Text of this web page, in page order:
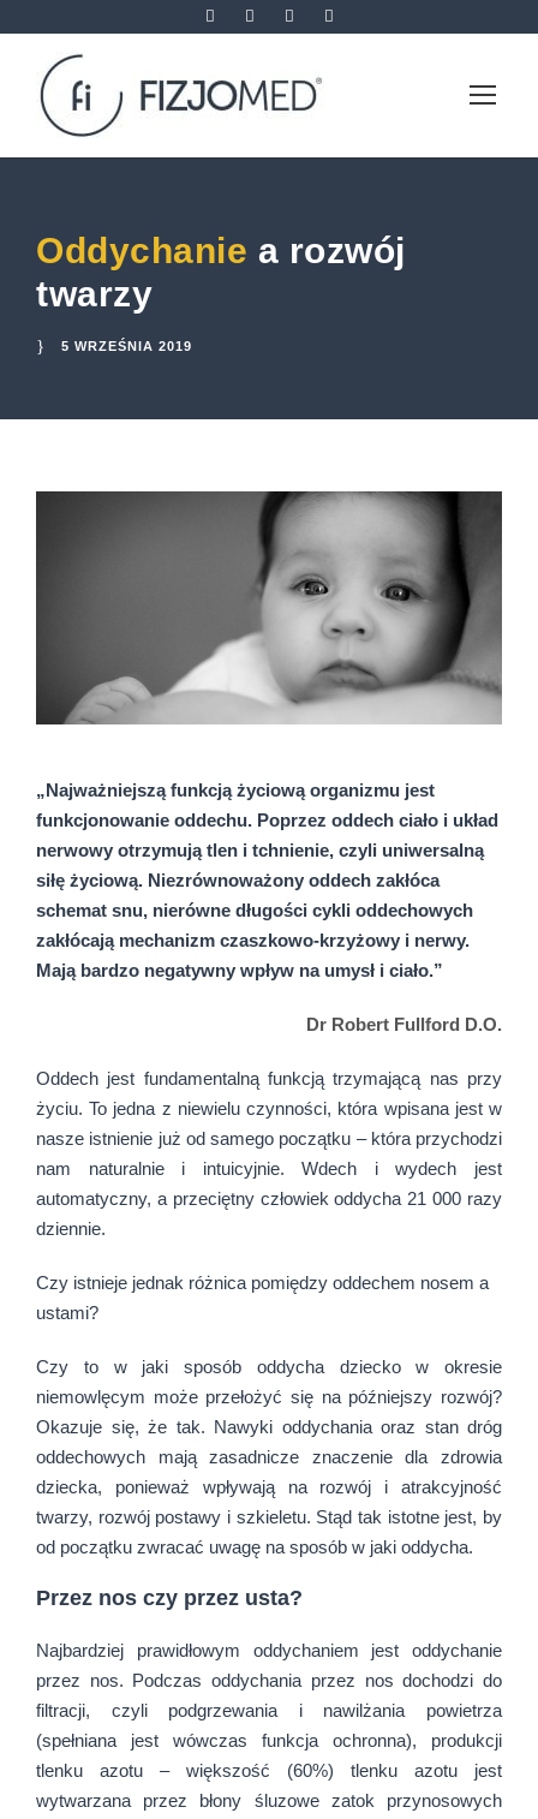
Oddychanie a rozwój
twarzy
5 WRZEŚNIA 2019
„Najważniejszą funkcją życiową organizmu jest
funkcjonowanie oddechu. Poprzez oddech ciało i układ
nerwowy otrzymują tlen i tchnienie, czyli uniwersalną
siłę życiową. Niezrównoważony oddech zakłóca
schemat snu, nierówne długości cykli oddechowych
zakłócają mechanizm czaszkowo-krzyżowy i nerwy.
Mają bardzo negatywny wpływ na umysł i ciało.”
Dr Robert Fullford D.O.
Oddech jest fundamentalną funkcją trzymającą nas przy
życiu. To jedna z niewielu czynności, która wpisana jest w
nasze istnienie już od samego początku – która przychodzi
nam naturalnie i intuicyjnie. Wdech i wydech jest
automatyczny, a przeciętny człowiek oddycha 21 000 razy
dziennie.
Czy istnieje jednak różnica pomiędzy oddechem nosem a
ustami?
Czy to w jaki sposób oddycha dziecko w okresie
niemowlęcym może przełożyć się na późniejszy rozwój?
Okazuje się, że tak. Nawyki oddychania oraz stan dróg
oddechowych mają zasadnicze znaczenie dla zdrowia
dziecka, ponieważ wpływają na rozwój i atrakcyjność
twarzy, rozwój postawy i szkieletu. Stąd tak istotne jest, by
od początku zwracać uwagę na sposób w jaki oddycha.
Przez nos czy przez usta?
Najbardziej prawidłowym oddychaniem jest oddychanie
przez nos. Podczas oddychania przez nos dochodzi do
filtracji, czyli podgrzewania i nawilżania powietrza
(spełniana jest wówczas funkcja ochronna), produkcji
tlenku azotu – większość (60%) tlenku azotu jest
wytwarzana przez błony śluzowe zatok przynosowych